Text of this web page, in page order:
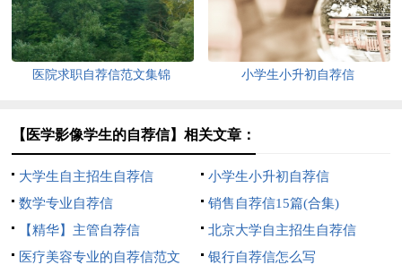
医院求职自荐信范文集锦 小学生小升初自荐信
【医学影像学生的自荐信】相关文章：
大学生自主招生自荐信
小学生小升初自荐信
数学专业自荐信
销售自荐信15篇(合集)
【精华】主管自荐信
北京大学自主招生自荐信
医疗美容专业的自荐信范文
银行自荐信怎么写